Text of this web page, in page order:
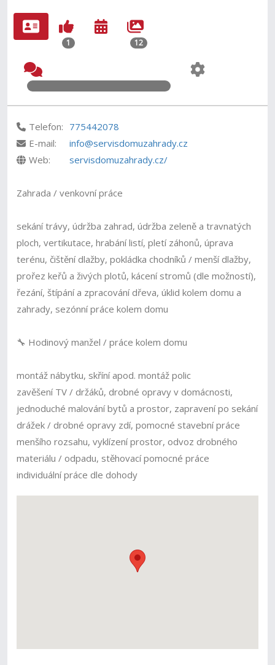
1 12
Telefon: 775442078
E-mail:
info@servisdomuzahrady.cz
Web:
servisdomuzahrady.cz/
Zahrada / venkovní práce
sekání trávy, údržba zahrad, údržba zeleně a travnatých
ploch, vertikutace, hrabání listí, pletí záhonů, úprava
terénu, čištění dlažby, pokládka chodníků / menší dlažby,
prořez keřů a živých plotů, kácení stromů (dle možností),
řezání, štípání a zpracování dřeva, úklid kolem domu a
zahrady, sezónní práce kolem domu
🔧 Hodinový manžel / práce kolem domu
montáž nábytku, skříní apod. montáž polic
zavěšení TV / držáků, drobné opravy v domácnosti,
jednoduché malování bytů a prostor, zapravení po sekání
drážek / drobné opravy zdí, pomocné stavební práce
menšího rozsahu, vyklízení prostor, odvoz drobného
materiálu / odpadu, stěhovací pomocné práce
individuální práce dle dohody